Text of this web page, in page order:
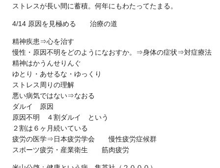
ストレスが長い間に蓄積。何年にもわたってたまる。
4/14 原因を見極める 治療の道
精神疾患⇒心を治す
慢性・原因不明をどのようになおすか。⇒身体の症状⇒対症療法
精神はかうんせりんぐ
ゆとり・あせるな・ゆっくり
ストレス周りの理解
悪い病気ではない⇒なおる
ダルイ 原因
原因不明 ４割ダルイ という
２割は６ヶ月続いている
疲労の医学⇒日本疲労学会 慢性疲労症候群
スポーツ疲労・産業衛生 筋肉疲労